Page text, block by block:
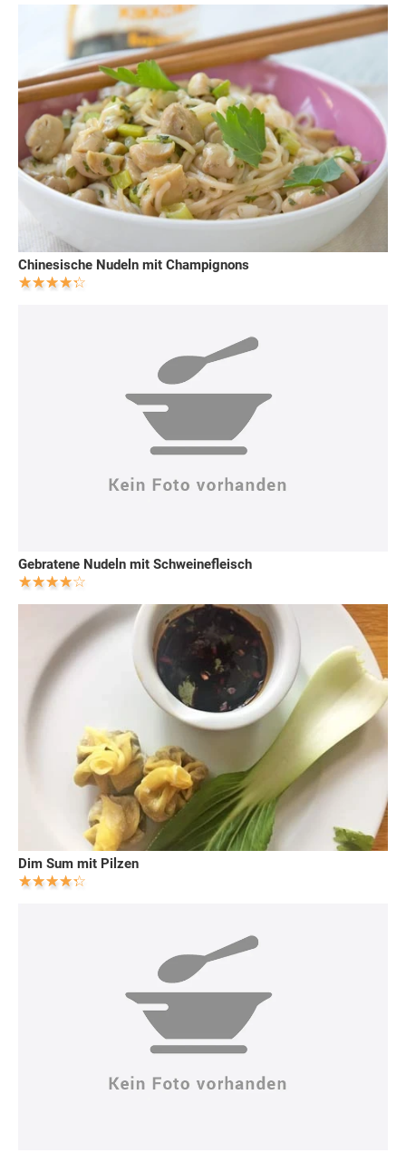
Chinesische Nudeln mit Champignons
Gebratene Nudeln mit Schweinefleisch
Dim Sum mit Pilzen